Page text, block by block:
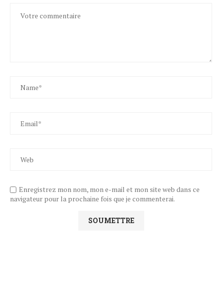
Enregistrez mon nom, mon e-mail et mon site web dans ce
navigateur pour la prochaine fois que je commenterai.